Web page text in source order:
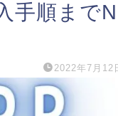
手順まで
2022年7月12